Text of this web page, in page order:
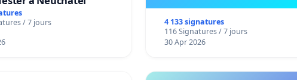
/ 7 jours
4 133 signatures
116 Signatures / 7 jours
30 Apr 2026